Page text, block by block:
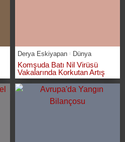
Derya Eskiyapan Dünya
Komşuda Batı Nil Virüsü
Vakalarında Korkutan Artış